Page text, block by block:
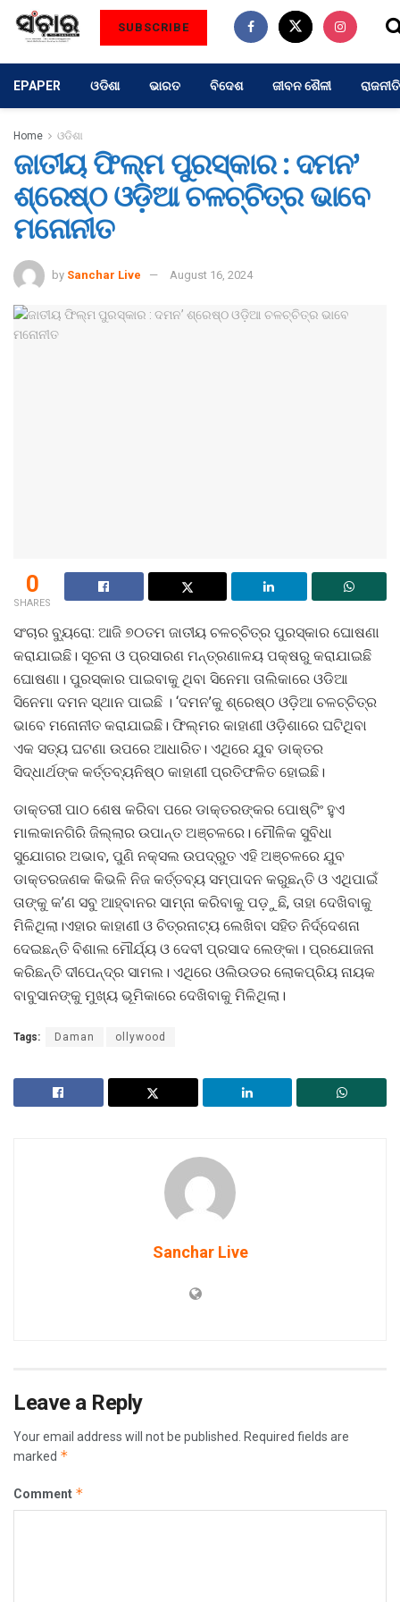
SUBSCRIBE
EPAPER ଓଡିଶା ଭାରତ ବିଦେଶ ଜୀବନ ଶୈଳୀ ରାଜନୀତି
Home ଓଡିଶା
ଜାତୀୟ ଫିଲ୍ମ ପୁରସ୍କାର : ଦମନ’
ଶ୍ରେଷ୍ଠ ଓଡ଼ିଆ ଚଳଚ୍ଚିତ୍ର ଭାବେ
ମନୋନୀତ
by Sanchar Live August 16, 2024
0
SHARES
ସଂଚାର ବ୍ୟୁରୋ: ଆଜି ୭୦ତମ ଜାତୀୟ ଚଳଚ୍ଚିତ୍ର ପୁରସ୍କାର ଘୋଷଣା
କରାଯାଇଛି। ସୂଚନା ଓ ପ୍ରସାରଣ ମନ୍ତ୍ରଣାଳୟ ପକ୍ଷରୁ କରାଯାଇଛି
ଘୋଷଣା। ପୁରସ୍କାର ପାଇବାକୁ ଥିବା ସିନେମା ତାଲିକାରେ ଓଡିଆ
ସିନେମା ଦମନ ସ୍ଥାନ ପାଇଛି । ‘ଦମନ’କୁ ଶ୍ରେଷ୍ଠ ଓଡ଼ିଆ ଚଳଚ୍ଚିତ୍ର
ଭାବେ ମନୋନୀତ କରାଯାଇଛି। ଫିଲ୍ମର କାହାଣୀ ଓଡ଼ିଶାରେ ଘଟିଥିବା
ଏକ ସତ୍ୟ ଘଟଣା ଉପରେ ଆଧାରିତ। ଏଥିରେ ଯୁବ ଡାକ୍ତର
ସିଦ୍ଧାର୍ଥଙ୍କ କର୍ତ୍ତବ୍ୟନିଷ୍ଠ କାହାଣୀ ପ୍ରତିଫଳିତ ହୋଇଛି।
ଡାକ୍ତରୀ ପାଠ ଶେଷ କରିବା ପରେ ଡାକ୍ତରଙ୍କର ପୋଷ୍ଟିଂ ହୁଏ
ମାଲକାନଗିରି ଜିଲ୍ଲାର ଉପାନ୍ତ ଅଞ୍ଚଳରେ। ମୌଳିକ ସୁବିଧା
ସୁଯୋଗର ଅଭାବ, ପୁଣି ନକ୍ସଲ ଉପଦ୍ରୁତ ଏହି ଅଞ୍ଚଳରେ ଯୁବ
ଡାକ୍ତରଜଣକ କିଭଳି ନିଜ କର୍ତ୍ତବ୍ୟ ସମ୍ପାଦନ କରୁଛନ୍ତି ଓ ଏଥିପାଇଁ
ତାଙ୍କୁ କ’ଣ ସବୁ ଆହ୍ବାନର ସାମ୍ନା କରିବାକୁ ପଡ଼ୁଛି, ତାହା ଦେଖିବାକୁ
ମିଳିଥିଲା।ଏହାର କାହାଣୀ ଓ ଚିତ୍ରନାଟ୍ୟ ଲେଖିବା ସହିତ ନିର୍ଦ୍ଦେଶନା
ଦେଇଛନ୍ତି ବିଶାଲ ମୌର୍ଯ୍ୟ ଓ ଦେବୀ ପ୍ରସାଦ ଲେଙ୍କା। ପ୍ରଯୋଜନା
କରିଛନ୍ତି ଦୀପେନ୍ଦ୍ର ସାମଲ। ଏଥିରେ ଓଲିଉଡର ଲୋକପ୍ରିୟ ନାୟକ
ବାବୁସାନଙ୍କୁ ମୁଖ୍ୟ ଭୂମିକାରେ ଦେଖିବାକୁ ମିଳିଥିଲା।
Tags: Daman ollywood
Sanchar Live
Leave a Reply
Your email address will not be published.
Required fields are
marked *
Comment *